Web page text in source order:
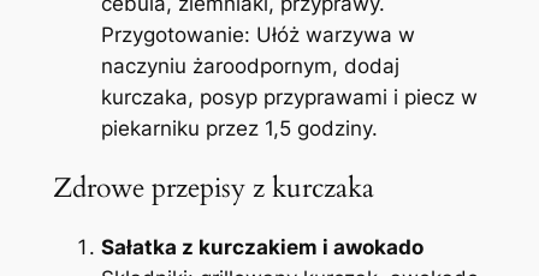
Przygotowanie: Ułóż warzywa w
naczyniu żaroodpornym, dodaj
kurczaka, posyp przyprawami i piecz w
piekarniku przez 1,5 godziny.
Zdrowe przepisy z kurczaka
Sałatka z kurczakiem i awokado